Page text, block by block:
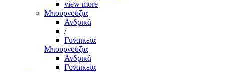
view more
Μπουρνούζια
Ανδρικά
/
Γυναικεία
Μπουρνούζια
Ανδρικά
Γυναικεία